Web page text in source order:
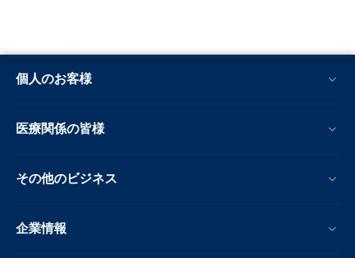
個人のお客様
医療関係の皆様
その他のビジネス
企業情報